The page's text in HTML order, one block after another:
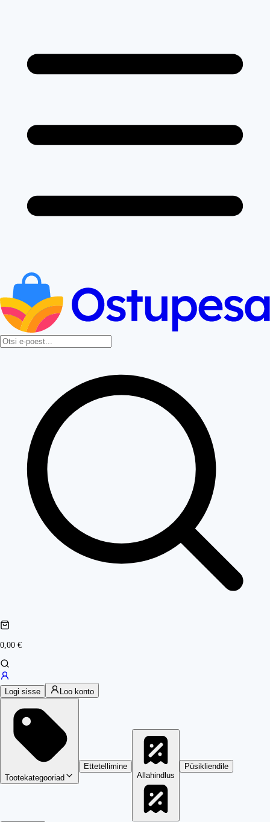
0,00 €
Logi sisse Loo konto
Tootekategooriad
Ettetellimine
Allahindlus
Püsikliendile